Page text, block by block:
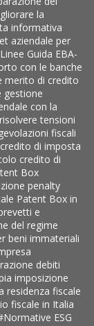
la
informativa
aziendale per
Guida EBA-
con le banche
merito di credito
gestione
con la
tensioni
fiscali
di imposta
credito di
Box
penalty
Patent Box in
e
del regime
beni immateriali
debiti
imposizione
residenza fiscale
fiscale in Italia
ESG